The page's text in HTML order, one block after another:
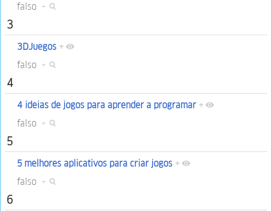
falso +
3
3DJuegos +
falso +
4
4 ideias de jogos para aprender a programar +
falso +
5
5 melhores aplicativos para criar jogos +
falso +
6